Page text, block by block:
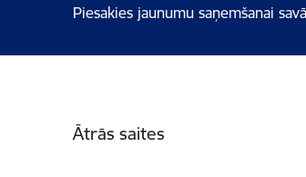
Piesakies jaunumu saņemšanai
Ātrās saites